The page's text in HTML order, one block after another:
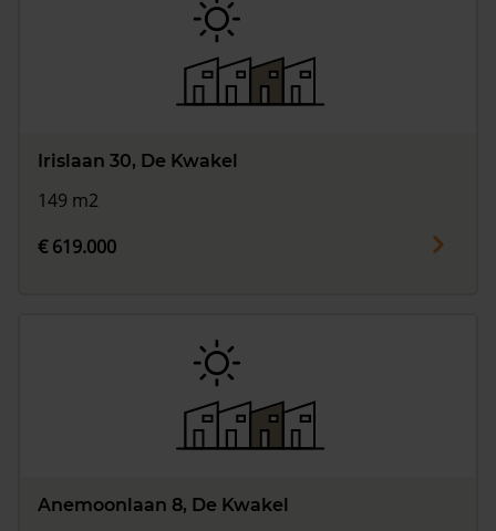
Irislaan 30, De Kwakel
149 m2
€ 619.000
Anemoonlaan 8, De Kwakel